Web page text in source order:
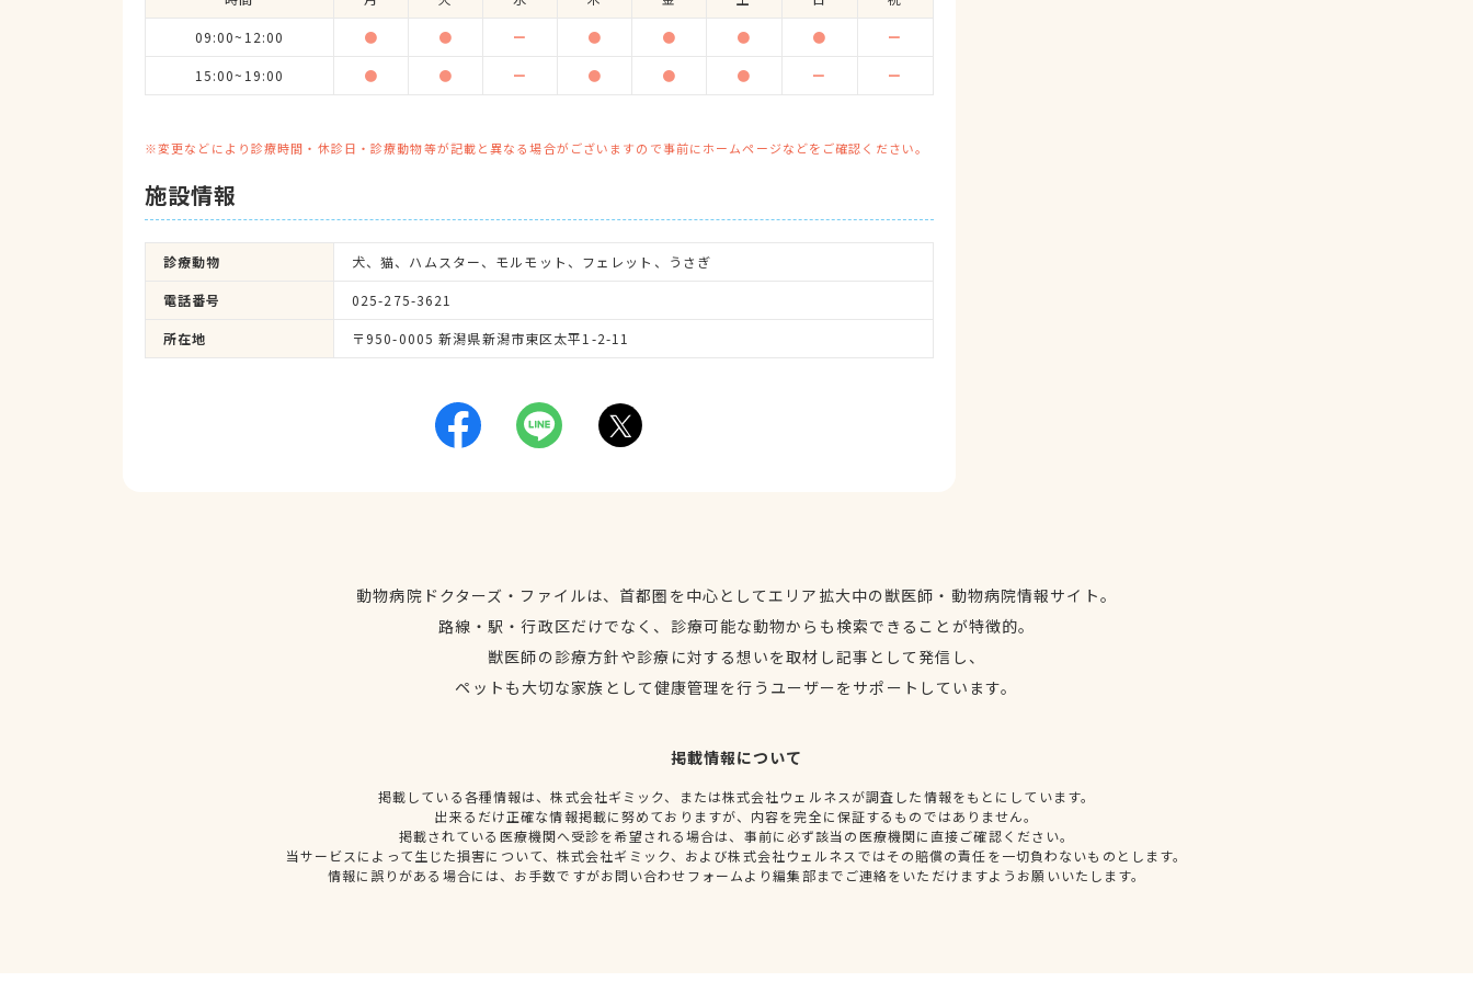
09:00~12:00 ● ● ー ● ● ● ● ー
15:00~19:00 ● ● ー ● ● ● ー ー
※変更などにより診療時間・休診日・診療動物等が記載と異なる場合がございますので事前にホームページなどをご確認ください。
施設情報
診療動物 犬、猫、ハムスター、モルモット、フェレット、うさぎ
電話番号 025-275-3621
所在地 〒950-0005 新潟県新潟市東区太平1-2-11
動物病院ドクターズ・ファイルは、首都圏を中心としてエリア拡大中の獣医師・動物病院情報サイト。
路線・駅・行政区だけでなく、診療可能な動物からも検索できることが特徴的。
獣医師の診療方針や診療に対する想いを取材し記事として発信し、
ペットも大切な家族として健康管理を行うユーザーをサポートしています。
掲載情報について
掲載している各種情報は、株式会社ギミック、または株式会社ウェルネスが調査した情報をもとにしています。
出来るだけ正確な情報掲載に努めておりますが、内容を完全に保証するものではありません。
掲載されている医療機関へ受診を希望される場合は、事前に必ず該当の医療機関に直接ご確認ください。
当サービスによって生じた損害について、株式会社ギミック、および株式会社ウェルネスではその賠償の責任を一切負わないものとします。
情報に誤りがある場合には、お手数ですがお問い合わせフォームより編集部までご連絡をいただけますようお願いいたします。